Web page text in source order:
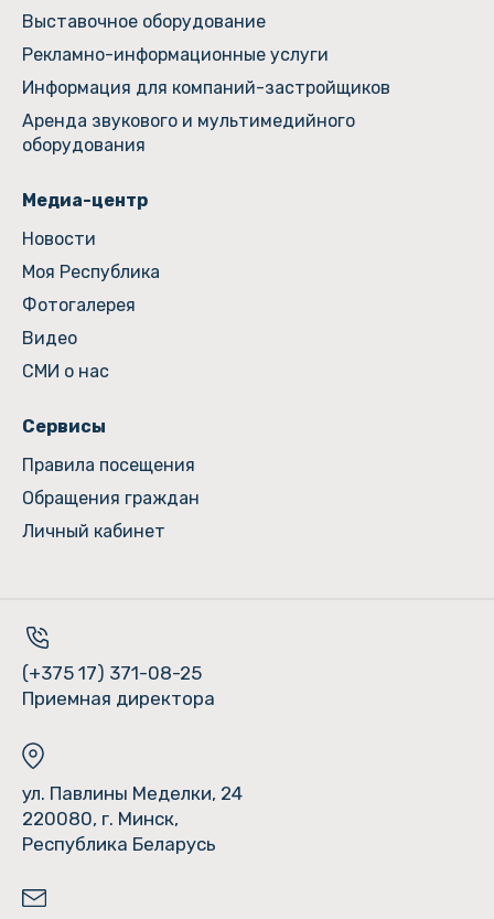
Выставочное оборудование
Рекламно-информационные услуги
Информация для компаний-застройщиков
Аренда звукового и мультимедийного
оборудования
Медиа-центр
Новости
Моя Республика
Фотогалерея
Видео
СМИ о нас
Сервисы
Правила посещения
Обращения граждан
Личный кабинет
(+375 17) 371-08-25
Приемная директора
ул. Павлины Меделки, 24
220080, г. Минск,
Республика Беларусь